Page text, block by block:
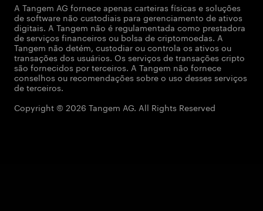
A Tangem AG fornece apenas carteiras físicas e soluções
de software não custodiais para gerenciamento de ativos
digitais. A Tangem não é regulamentada como prestadora
de serviços financeiros ou bolsa de criptomoedas. A
Tangem não detém, custodiar ou controla os ativos ou
transações dos usuários. Os serviços de transações cripto
são fornecidos por terceiros. A Tangem não fornece
conselhos ou recomendações sobre o uso desses serviços
de terceiros.